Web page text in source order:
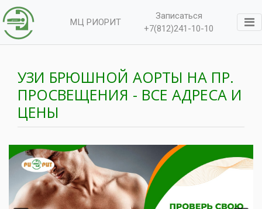
МЦ РИОРИТ
Записаться
+7(812)241-10-10
УЗИ БРЮШНОЙ АОРТЫ НА ПР.
ПРОСВЕЩЕНИЯ - ВСЕ АДРЕСА И
ЦЕНЫ